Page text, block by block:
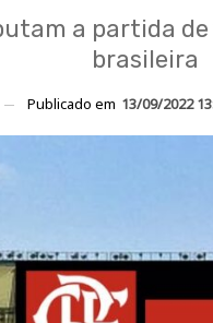
a partida
brasileira
Publicado em 13/09/2022